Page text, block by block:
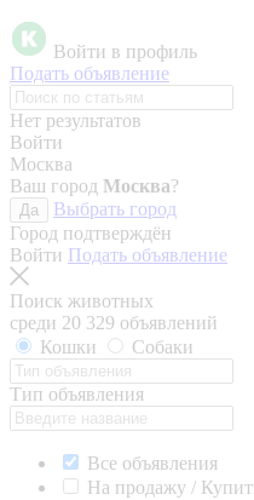
Войти в профиль
Подать объявление
Нет результатов
Войти
Москва
Ваш город Москва?
Да
Выбрать город
Город подтверждён
Войти Подать объявление
Поиск животных
среди 20 329 объявлений
Кошки
Собаки
Тип объявления
Все объявления
На продажу /